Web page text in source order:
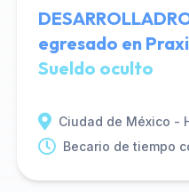
egresado en
Sueldo oculto
Ciudad de México -
Becario de tiempo